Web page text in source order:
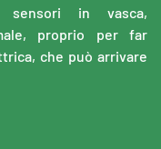
sensori in vasca,
proprio per far
che può arrivare